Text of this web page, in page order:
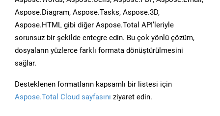
Aspose.Diagram, Aspose.Tasks, Aspose.3D,
Aspose.HTML gibi diğer Aspose.Total API’leriyle
sorunsuz bir şekilde entegre edin. Bu çok yönlü çözüm,
dosyaların yüzlerce farklı formata dönüştürülmesini
sağlar.
Desteklenen formatların kapsamlı bir listesi için
Aspose.Total Cloud sayfasını ziyaret edin.